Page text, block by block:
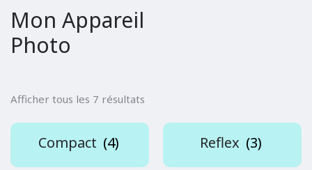
Mon Appareil
Photo
Afficher tous les 7 résultats
Compact (4) Reflex (3)